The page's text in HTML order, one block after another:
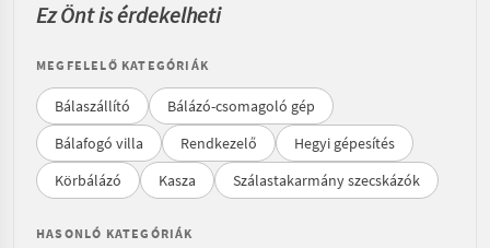
Ez Önt is érdekelheti
MEGFELELŐ KATEGÓRIÁK
Bálaszállító
Bálázó-csomagoló gép
Bálafogó villa
Rendkezelő
Hegyi gépesítés
Körbálázó
Kasza Szálastakarmány szecskázók
HASONLÓ KATEGÓRIÁK